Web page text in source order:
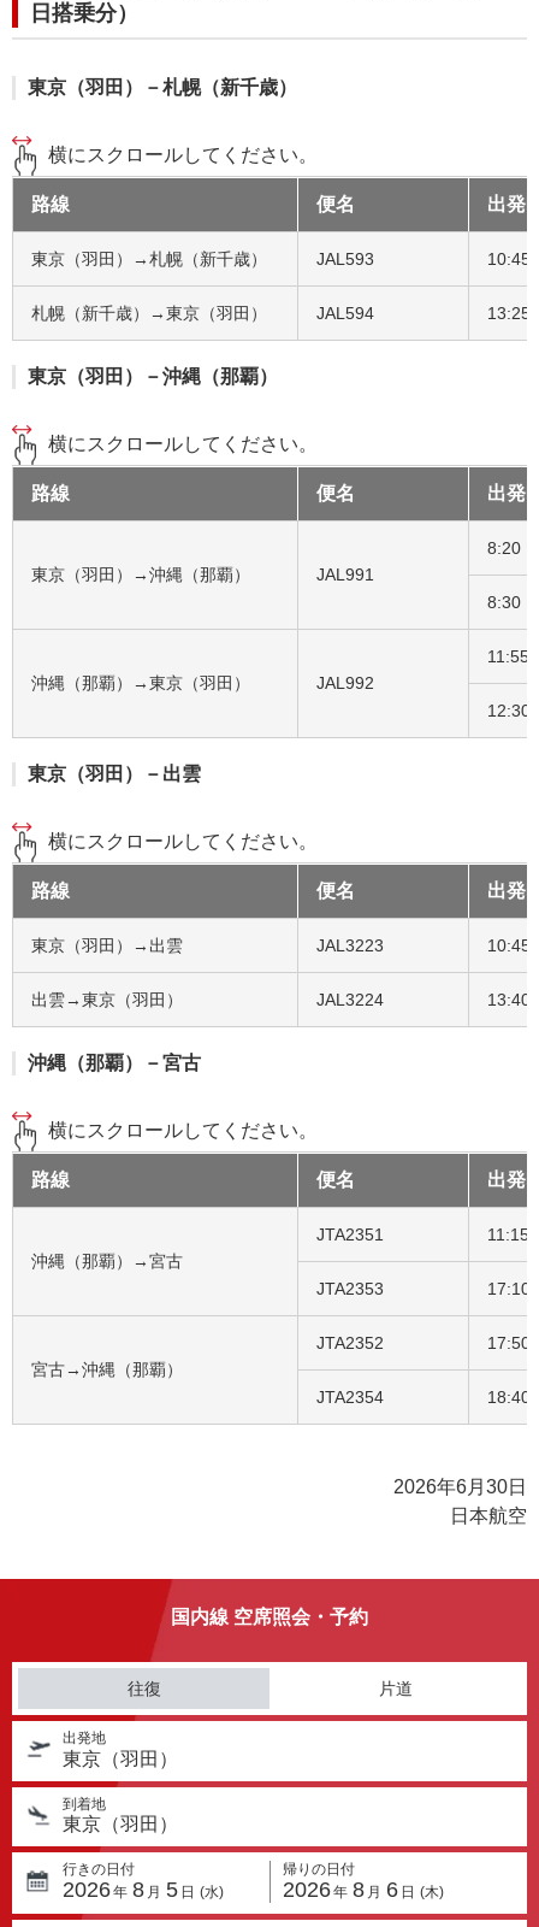
日搭乗分）
東京（羽田）－札幌（新千歳）
横にスクロールしてください。
路線 便名 出発
東京（羽田）→札幌（新千歳） JAL593 10:45
札幌（新千歳）→東京（羽田） JAL594 13:25
東京（羽田）－沖縄（那覇）
横にスクロールしてください。
路線 便名 出発
東京（羽田）→沖縄（那覇） JAL991
8:20
8:30
沖縄（那覇）→東京（羽田） JAL992
11:55
12:30
東京（羽田）－出雲
横にスクロールしてください。
路線 便名 出発
東京（羽田）→出雲 JAL3223 10:45
出雲→東京（羽田） JAL3224 13:40
沖縄（那覇）－宮古
横にスクロールしてください。
路線 便名 出発
沖縄（那覇）→宮古
JTA2351 11:15
JTA2353 17:10
宮古→沖縄（那覇）
JTA2352 17:50
JTA2354 18:40
2026年6月30日
日本航空
国内線 空席照会・予約
往復 片道
出発地
東京（羽田）
到着地
東京（羽田）
行きの日付
2026年 8 月 5 日 (水)
帰りの日付
2026年 8 月 6 日 (木)